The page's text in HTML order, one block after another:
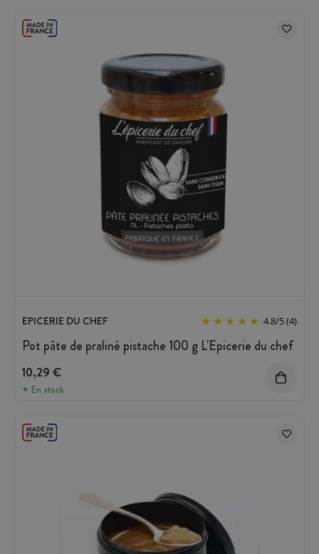
EPICERIE DU CHEF 4.8/5(4)
Pot pâte de praliné pistache 100 g L'Epicerie du chef
10,29 €
En stock